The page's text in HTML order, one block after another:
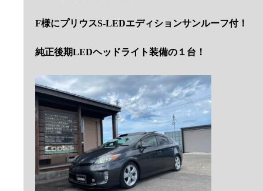
F様にプリウスS-LEDエディションサンルーフ付！
純正後期LEDヘッドライト装備の１台！